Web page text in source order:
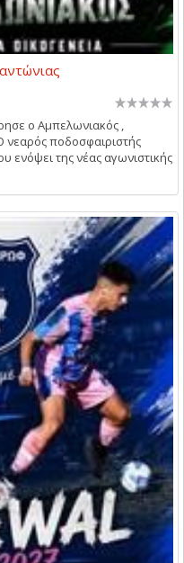
ο Αμπελωνιακός ,
νεαρός ποδοσφαιριστής
ενόψει της νέας αγωνιστικής